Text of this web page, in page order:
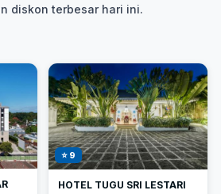
diskon terbesar hari ini.
⭐ 9
HOTEL TUGU SRI LESTARI